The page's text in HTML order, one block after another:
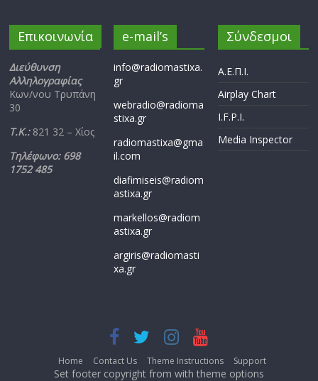
Επικοινωνία
Διεύθυνση
Αλληλογραφίας
Κων/νου Τρυπάνη
30
Τ.Κ.: 821 32 – Χίος
Τηλέφωνο: 698
1752 485
e-mail’s
info@radiomastixa.
gr
webradio@radioma
stixa.gr
radiomastixa@gma
il.com
diafimiseis@radiom
astixa.gr
markellos@radiom
astixa.gr
argiris@radiomasti
xa.gr
Σύνδεσμοι
Α.Ε.Π.Ι.
Airplay Chart
I.F.P.I.
Media Inspector
Home Contact Us Theme Instructions Support
Set footer copyright from with theme options